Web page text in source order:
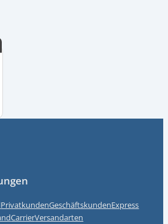
PrivatkundenGeschäftskundenExpress
CarrierVersandarten